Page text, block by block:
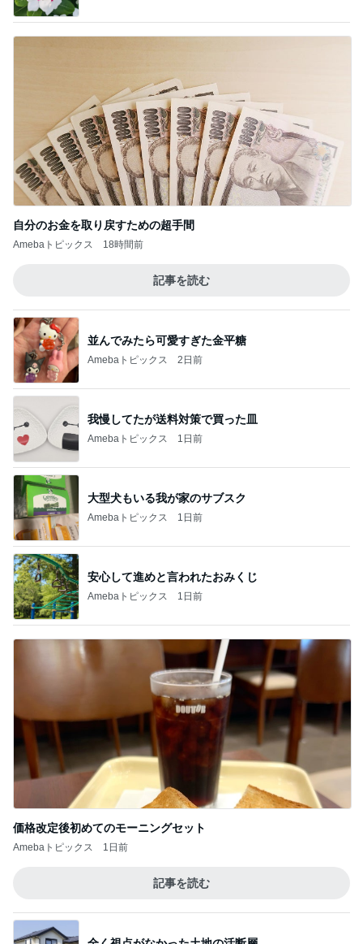
自分のお金を取り戻すための超手間
Amebaトピックス 18時間前
記事を読む
並んでみたら可愛すぎた金平糖
Amebaトピックス 2日前
我慢してたが送料対策で買った皿
Amebaトピックス 1日前
大型犬もいる我が家のサブスク
Amebaトピックス 1日前
安心して進めと言われたおみくじ
Amebaトピックス 1日前
価格改定後初めてのモーニングセット
Amebaトピックス 1日前
記事を読む